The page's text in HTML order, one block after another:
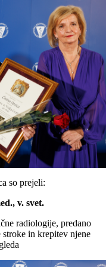
so prejeli:
v. svet.
radiologije, predano
in krepitev njene